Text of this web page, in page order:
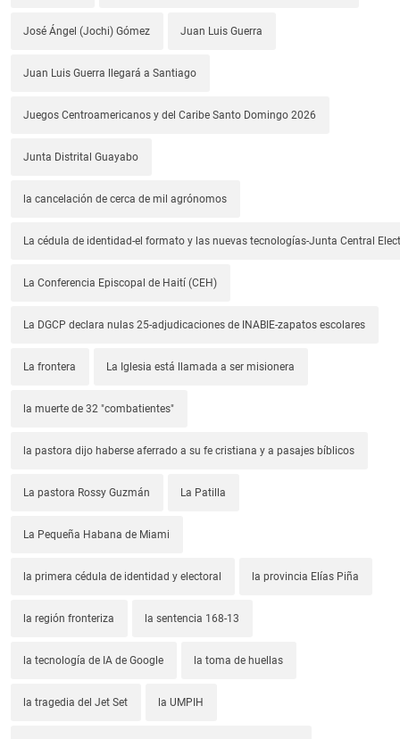
José Ángel (Jochi) Gómez Juan Luis Guerra
Juan Luis Guerra llegará a Santiago
Juegos Centroamericanos y del Caribe Santo Domingo 2026
Junta Distrital Guayabo
la cancelación de cerca de mil agrónomos
La cédula de identidad-el formato y las nuevas tecnologías-Junta Central
La Conferencia Episcopal de Haití (CEH)
La DGCP declara nulas 25-adjudicaciones de INABIE-zapatos escolares
La frontera La Iglesia está llamada a ser misionera
la muerte de 32 "combatientes"
la pastora dijo haberse aferrado a su fe cristiana y a pasajes bíblicos
La pastora Rossy Guzmán La Patilla
La Pequeña Habana de Miami
la primera cédula de identidad y electoral la provincia Elías Piña
la región fronteriza la sentencia 168-13
la tecnología de IA de Google la toma de huellas
la tragedia del Jet Set la UMPIH